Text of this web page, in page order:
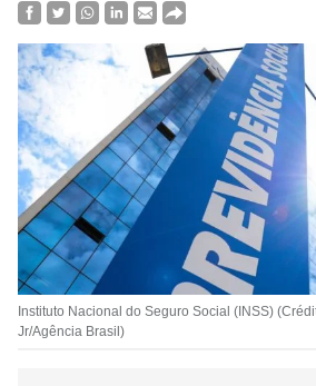
Instituto Nacional do Seguro Social (INSS)
Jr/Agência Brasil)